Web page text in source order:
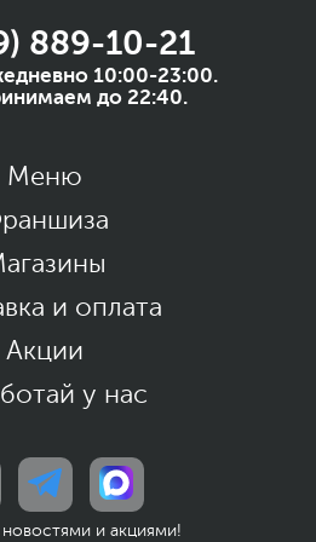
889-10-21
10:00-23:00.
до 22:40.
Меню
и оплата
Акции
у нас
и акциями!